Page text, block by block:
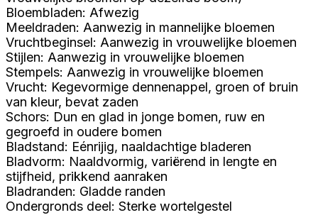
Bloembladen: Afwezig
Meeldraden: Aanwezig in mannelijke bloemen
Vruchtbeginsel: Aanwezig in vrouwelijke bloemen
Stijlen: Aanwezig in vrouwelijke bloemen
Stempels: Aanwezig in vrouwelijke bloemen
Vrucht: Kegevormige dennenappel, groen of bruin
van kleur, bevat zaden
Schors: Dun en glad in jonge bomen, ruw en
gegroefd in oudere bomen
Bladstand: Eénrijig, naaldachtige bladeren
Bladvorm: Naaldvormig, variërend in lengte en
stijfheid, prikkend aanraken
Bladranden: Gladde randen
Ondergronds deel: Sterke wortelgestel